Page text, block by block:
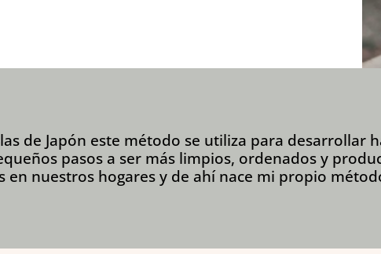
de Japón este método se utiliza para desarrollar
pasos a ser más limpios, ordenados y
en nuestros hogares y de ahí nace mi propio